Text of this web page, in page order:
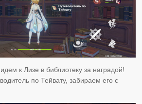
к Лизе в библиотеку за наградой!
по Тейвату, забираем его с